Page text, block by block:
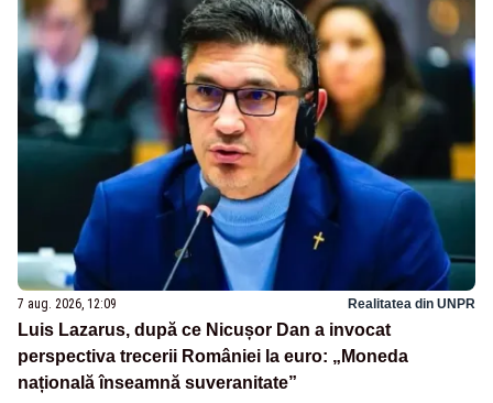
7 aug. 2026, 12:09 Realitatea din UNPR
Luis Lazarus, după ce Nicușor Dan a invocat
perspectiva trecerii României la euro: „Moneda
națională înseamnă suveranitate”